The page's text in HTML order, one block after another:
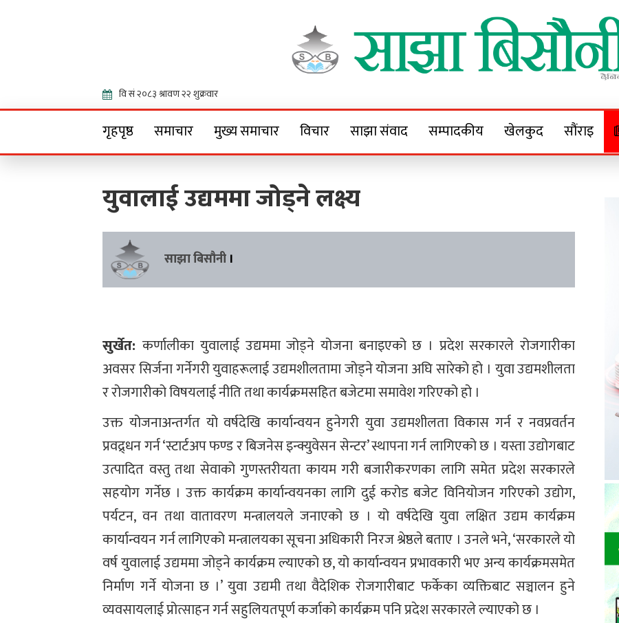
Sajha Bisaunee
गृहपृष्ठ समाचार मुख्य समाचार विचार साझा संवाद सम्पादकीय खेलकुद सौंराइ
युवालाई उद्यममा जोड्ने लक्ष्य
साझा बिसौनी ।
सुर्खेत:कर्णालीका युवालाई उद्यममा जोड्ने योजना बनाइएको छ । प्रदेश सरकारले रोजगारीका
अवसर सिर्जना गर्नेगरी युवाहरूलाई उद्यमशीलतामा जोड्ने योजना अघि सारेको हो । युवा उद्यमशीलता
र रोजगारीको विषयलाई नीति तथा कार्यक्रमसहित बजेटमा समावेश गरिएको हो ।
उक्त योजनाअन्तर्गत यो वर्षदेखि कार्यान्वयन हुनेगरी युवा उद्यमशीलता विकास गर्न र नवप्रवर्तन
प्रवद्र्धन गर्न ‘स्टार्टअप फण्ड र बिजनेस इन्क्युवेसन सेन्टर’ स्थापना गर्न लागिएको छ । यस्ता उद्योगबाट
उत्पादित वस्तु तथा सेवाको गुणस्तरीयता कायम गरी बजारीकरणका लागि समेत प्रदेश सरकारले
सहयोग गर्नेछ । उक्त कार्यक्रम कार्यान्वयनका लागि दुई करोड बजेट विनियोजन गरिएको उद्योग,
पर्यटन, वन तथा वातावरण मन्त्रालयले जनाएको छ । यो वर्षदेखि युवा लक्षित उद्यम कार्यक्रम
कार्यान्वयन गर्न लागिएको मन्त्रालयका सूचना अधिकारी निरज श्रेष्ठले बताए । उनले भने, ‘सरकारले यो
वर्ष युवालाई उद्यममा जोड्ने कार्यक्रम ल्याएको छ, यो कार्यान्वयन प्रभावकारी भए अन्य कार्यक्रमसमेत
निर्माण गर्ने योजना छ ।’ युवा उद्यमी तथा वैदेशिक रोजगारीबाट फर्केका व्यक्तिबाट सञ्चालन हुने
व्यवसायलाई प्रोत्साहन गर्न सहुलियतपूर्ण कर्जाको कार्यक्रम पनि प्रदेश सरकारले ल्याएको छ ।